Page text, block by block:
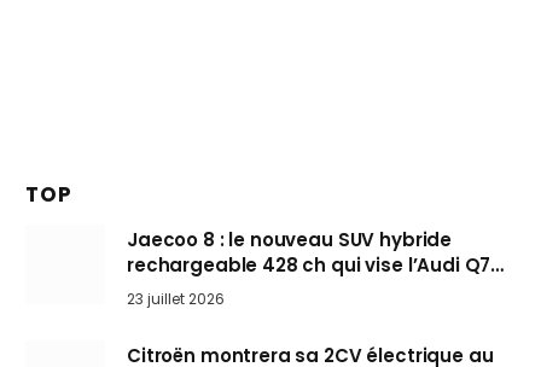
TOP
Jaecoo 8 : le nouveau SUV hybride
rechargeable 428 ch qui vise l’Audi Q7
arrive en Europe cet automne
23 juillet 2026
Citroën montrera sa 2CV électrique au